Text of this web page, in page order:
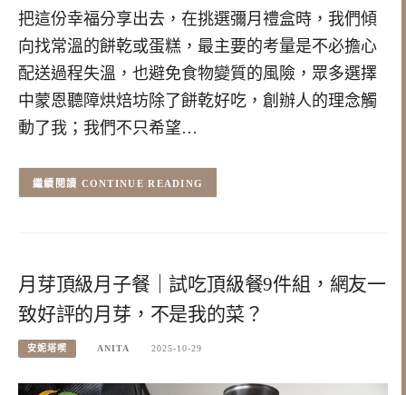
把這份幸福分享出去，在挑選彌月禮盒時，我們傾
向找常溫的餅乾或蛋糕，最主要的考量是不必擔心
配送過程失溫，也避免食物變質的風險，眾多選擇
中蒙恩聽障烘焙坊除了餅乾好吃，創辦人的理念觸
動了我；我們不只希望…
CONTINUE READING
月芽頂級月子餐｜試吃頂級餐9件組，網友一
致好評的月芽，不是我的菜？
安妮塔喫 ANITA 2025-10-29